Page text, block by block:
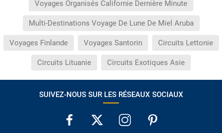
Voyages Organisés Californie Dernière Minute
Multi-Destinations Voyage De Lune De Miel Aruba
Voyages Finlande Voyages Santorin Circuits Lettonie
Circuits Lituanie Circuits Exotiques Asie
SUIVEZ-NOUS SUR LES RÉSEAUX SOCIAUX